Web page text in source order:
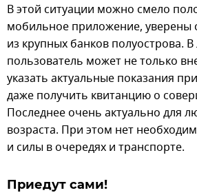
В этой ситуации можно смело
мобильное приложение, уверены
из крупных банков полуострова.
пользователь может не только
указать актуальные показания
даже получить квитанцию о
Последнее очень актуально для
возраста. При этом нет
и силы в очередях и транспорте.
Приедут сами!